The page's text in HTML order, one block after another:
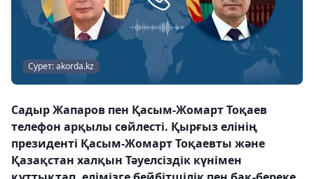
Сурет: akorda.kz
Садыр Жапаров пен Қасым-Жомарт Тоқаев
телефон арқылы сөйлесті. Қырғыз елінің
президенті Қасым-Жомарт Тоқаевты және
Қазақстан халқын Тәуелсіздік күнімен